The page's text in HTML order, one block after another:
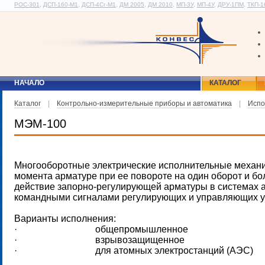
РОС-301 ДСП-160-М1 ДСП-4Сг-М1 ДМ 2005 ДМ 2010 МП-3У, МП-4У, ДРУ-1ПМ ТКП-
НАЧАЛО КАТАЛОГ
Каталог Контрольно-измерительные приборы и автоматика
МЭМ-100
Многооборотные электрические исполнительные
момента арматуре при ее повороте на один оборот
действие запорно-регулирующей арматуры в системах
командными сигналами регулирующих и управляющих
Варианты исполнения:
· общепромышленное
· взрывозащищенное
· для атомных электростанций (АЭС)